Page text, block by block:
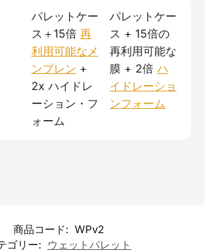
パレットケー
ス＋15倍 再
利用可能なメ
ンブレン +
2x ハイドレ
ーション・フ
ォーム
パレットケー
ス + 15倍の
再利用可能な
膜 + 2倍 ハ
イドレーショ
ンフォーム
商品コード: WPv2
ゴリー: ウェットパレット